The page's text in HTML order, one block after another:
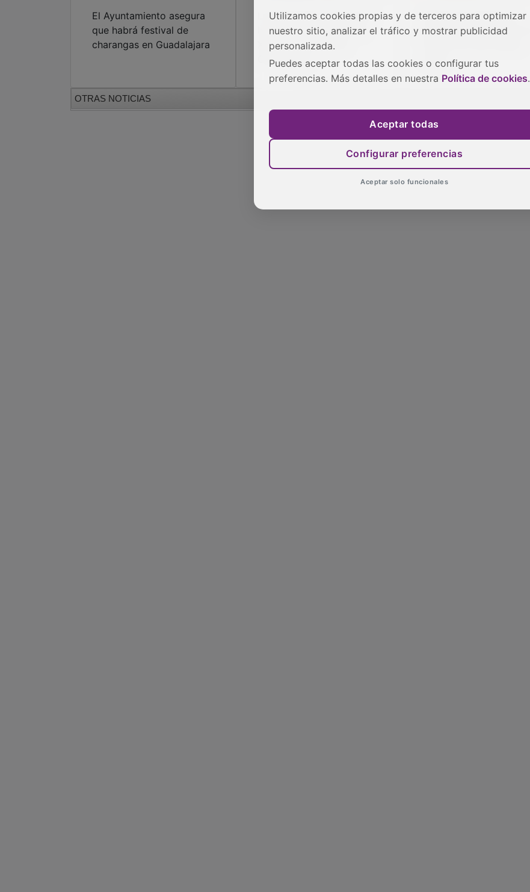
El Ayuntamiento asegura
que habrá festival de
charangas en Guadalajara
La Diputación reconoce a
los mejores ciclistas del
XIII Circuito MTB de
Guadalajara
Molina de Aragón se
prepara para brillar en el
2026
OTRAS NOTICIAS
Utilizamos cookies propias y de terceros para optimizar
nuestro sitio, analizar el tráfico y mostrar publicidad
personalizada.
Puedes aceptar todas las cookies o configurar tus
preferencias. Más detalles en nuestra Política de cookies.
Aceptar todas
Configurar preferencias
Aceptar solo funcionales